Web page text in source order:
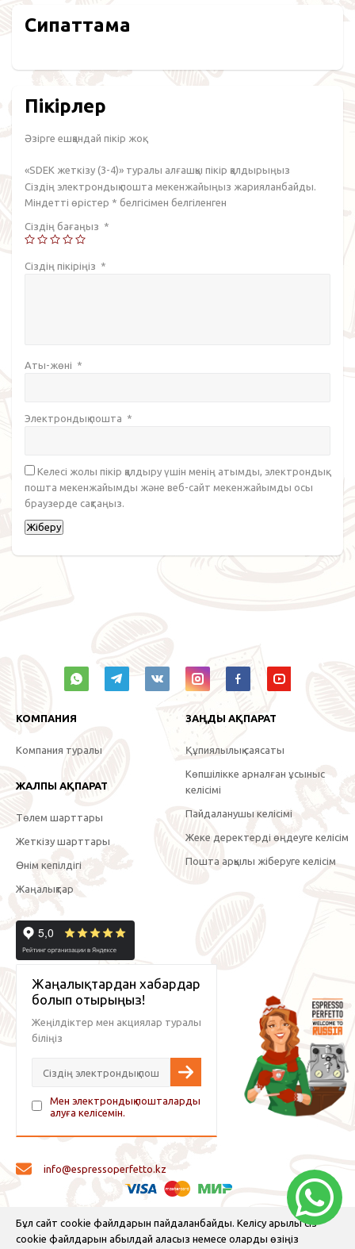
Сипаттама
Пікірлер
Әзірге ешқандай пікір жоқ.
«SDEK жеткізу (3-4)» туралы алғашқы пікір қалдырыңыз
Сіздің электрондық пошта мекенжайыңыз жарияланбайды.
Міндетті өрістер * белгісімен белгіленген
Сіздің бағаңыз *
Сіздің пікіріңіз *
Аты-жөні *
Электрондық пошта *
Келесі жолы пікір қалдыру үшін менің атымды, электрондық
пошта мекенжайымды және веб-сайт мекенжайымды осы
браузерде сақтаңыз.
Бұл сайт cookie файлдарын пайдаланбайды. Келісу арқылы сіз
cookie файлдарын қабылдай аласыз немесе оларды өзіңіз
КОМПАНИЯ
Компания туралы
ЖАЛПЫ АҚПАРАТ
Төлем шарттары
Жеткізу шарттары
Өнім кепілдігі
Жаңалықтар
ЗАҢДЫ АҚПАРАТ
Құпиялылық саясаты
Көпшілікке арналған ұсыныс
келісімі
Пайдаланушы келісімі
Жеке деректерді өңдеуге келісім
Пошта арқылы жіберуге келісім
Жаңалықтардан хабардар
болып отырыңыз!
Жеңілдіктер мен акциялар туралы
біліңіз
Мен электрондық пошталарды
алуға келісемін.
info@espressoperfetto.kz
© 2026 Espresso Perfetto — кофе жабдықтары және кофе